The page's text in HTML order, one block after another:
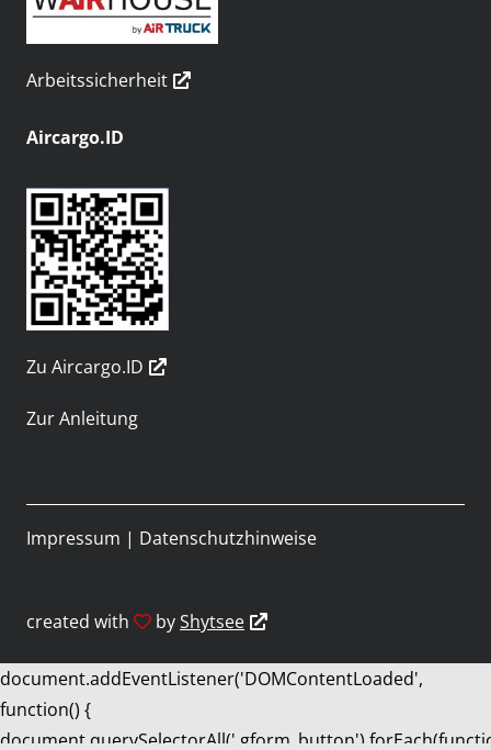
Arbeitssicherheit
Aircargo.ID
Zu Aircargo.ID
Zur Anleitung
created with byShytsee
Impressum | Datenschutzhinweise
document.addEventListener('DOMContentLoaded',
function() {